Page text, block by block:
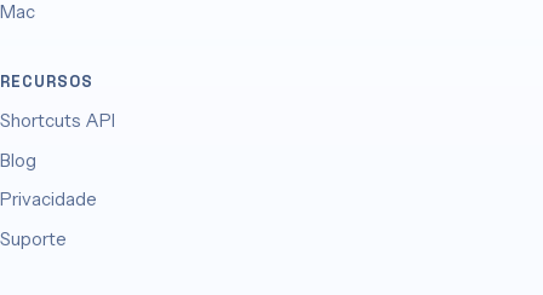
Mac
RECURSOS
Shortcuts API
Blog
Privacidade
Suporte